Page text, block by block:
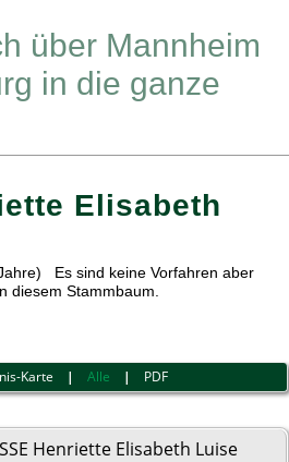
über Mannheim
in die ganze
Elisabeth
Es sind keine Vorfahren aber
diesem Stammbaum.
Karte |Alle | PDF
Henriette Elisabeth Luise